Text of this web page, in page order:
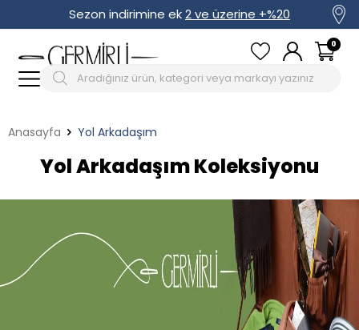
Sezon indirimine ek2 ve üzerine +%20
0
Anasayfa Yol Arkadaşım
Yol Arkadaşım Koleksiyonu